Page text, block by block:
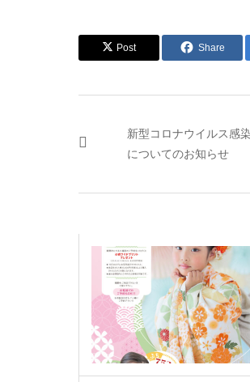
Post Share
新型コロナウイルス感
についてのお知らせ